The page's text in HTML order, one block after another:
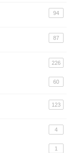
94
87
226
60
123
4
1